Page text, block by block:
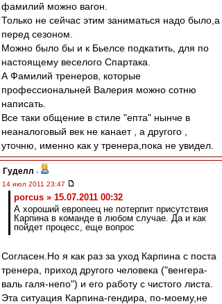
фамилий можно вагон.
Только не сейчас этим заниматься надо было,а
перед сезоном.
Можно было бы и к Бьелсе подкатить, для по
настоящему веселого Спартака.
А Фамилий тренеров, которые
профессиональней Валерия можно сотню
написать.
Все таки общение в стиле "епта" нынче в
неаналоговый век не канает , а другого ,
уточню, именно как у тренера,пока не увидел.
Гуделл -
14 июл 2011 23:47
porcus » 15.07.2011 00:32
А хороший европеец не потерпит присутствия
Карпина в команде в любом случае. Да и как
пойдет процесс, еще вопрос
Согласен.Но я как раз за уход Карпина с поста
тренера, приход другого человека ("венгера-
валь галя-непо") и его работу с чистого листа.
Эта ситуация Карпина-гендира, по-моему,не